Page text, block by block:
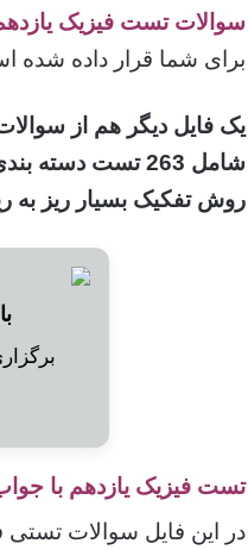
سوالات تست فیزیک
برای شما قرار داده شده
روش تفکیک بسیار ریز به
تست فیزیک یازدهم با
در این فایل سوالات تستی